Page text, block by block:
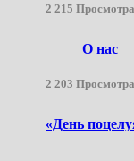
2 215
О нас
2 203
«День